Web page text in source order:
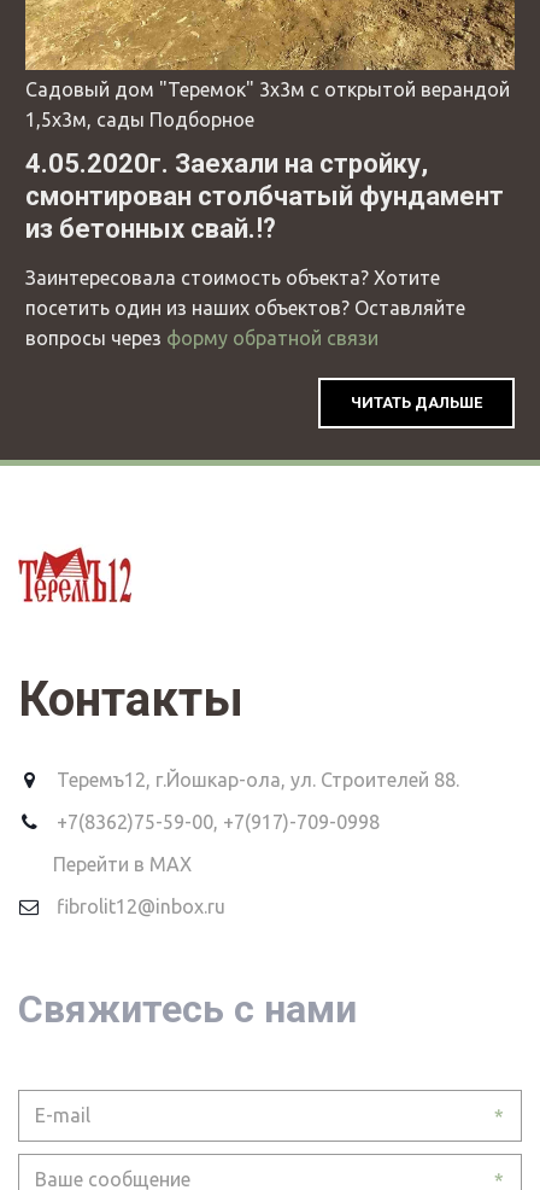
Садовый дом "Теремок" 3х3м с открытой верандой
1,5х3м, сады Подборное
4.05.2020г. Заехали на стройку,
смонтирован столбчатый фундамент
из бетонных свай.⁉
Заинтересовала стоимость объекта? Хотите
посетить один из наших объектов? Оставляйте
вопросы через форму обратной связи
ЧИТАТЬ ДАЛЬШЕ
Контакты
Теремъ12, г.Йошкар-ола, ул. Строителей 88.
+7(8362)75-59-00, +7(917)-709-0998
Перейти в MAX
fibrolit12@inbox.ru
Свяжитесь с нами
*
*